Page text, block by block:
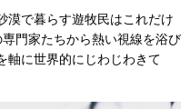
で暮らす遊牧民はこれだけ
門家たちから熱い視線を浴び
軸に世界的にじわじわきて